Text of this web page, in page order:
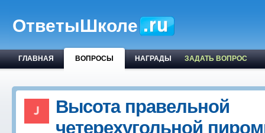
ОтветыШколе
ГЛАВНАЯ ВОПРОСЫ НАГРАДЫ ЗАДАТЬ ВОПРОС
Высота правельной
четерехугольной